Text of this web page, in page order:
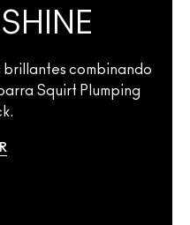
brillantes combinando
Squirt Plumping